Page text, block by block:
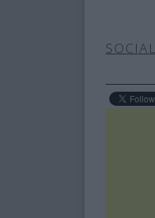
SOCIAL